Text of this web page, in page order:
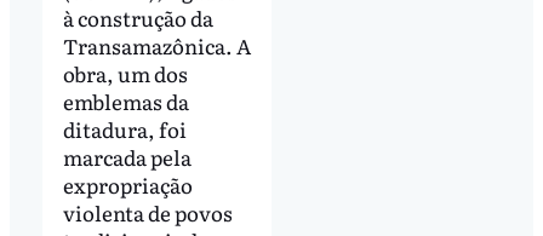
à construção da
Transamazônica. A
obra, um dos
emblemas da
ditadura, foi
marcada pela
expropriação
violenta de povos